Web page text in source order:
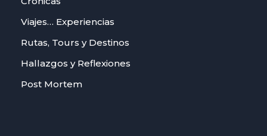
Viajes… Experiencias
Rutas, Tours y Destinos
Hallazgos y Reflexiones
Post Mortem